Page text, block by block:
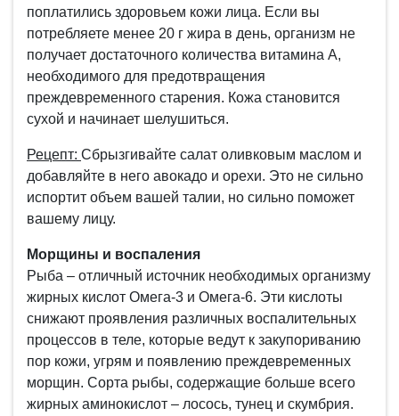
поплатились здоровьем кожи лица. Если вы
потребляете менее 20 г жира в день, организм не
получает достаточного количества витамина А,
необходимого для предотвращения
преждевременного старения. Кожа становится
сухой и начинает шелушиться.
Рецепт: Сбрызгивайте салат оливковым маслом и
добавляйте в него авокадо и орехи. Это не сильно
испортит объем вашей талии, но сильно поможет
вашему лицу.
Морщины и воспаления
Рыба – отличный источник необходимых организму
жирных кислот Омега-3 и Омега-6. Эти кислоты
снижают проявления различных воспалительных
процессов в теле, которые ведут к закупориванию
пор кожи, угрям и появлению преждевременных
морщин. Сорта рыбы, содержащие больше всего
жирных аминокислот – лосось, тунец и скумбрия.